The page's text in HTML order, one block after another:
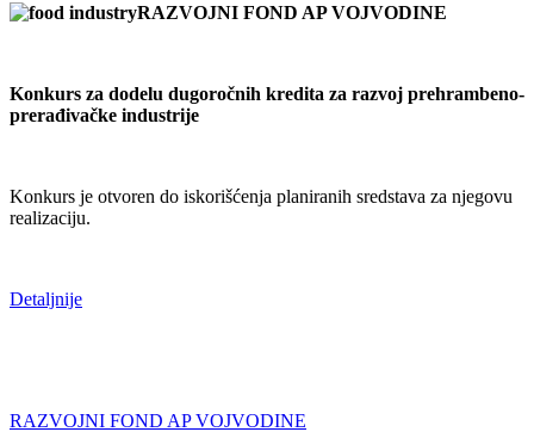
RAZVOJNI FOND AP VOJVODINE
Konkurs za dodelu dugoročnih kredita za razvoj prehrambeno-
prerađivačke industrije
Konkurs je otvoren do iskorišćenja planiranih sredstava za njegovu
realizaciju.
Detaljnije
RAZVOJNI FOND AP VOJVODINE